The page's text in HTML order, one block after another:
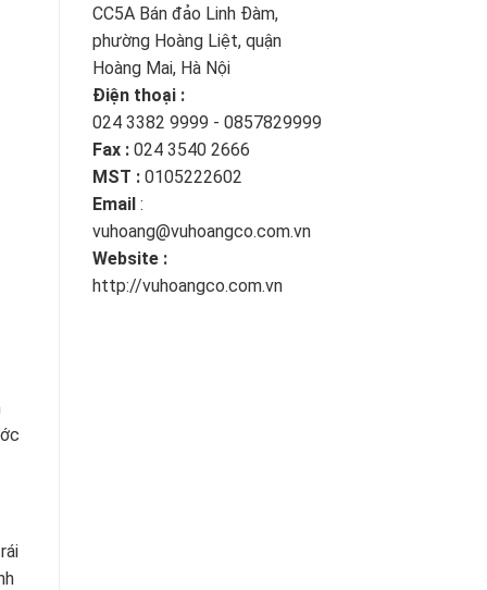
CC5A Bán đảo Linh Đàm,
phường Hoàng Liệt, quận
Hoàng Mai, Hà Nội
Điện thoại :
024 3382 9999 - 0857829999
Fax : 024 3540 2666
MST : 0105222602
Email :
vuhoang@vuhoangco.com.vn
Website :
http://vuhoangco.com.vn